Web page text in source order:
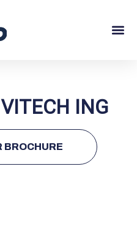
ING
BROCHURE